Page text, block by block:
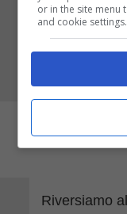
Riversiamo
or in the site menu
and cookie settings.